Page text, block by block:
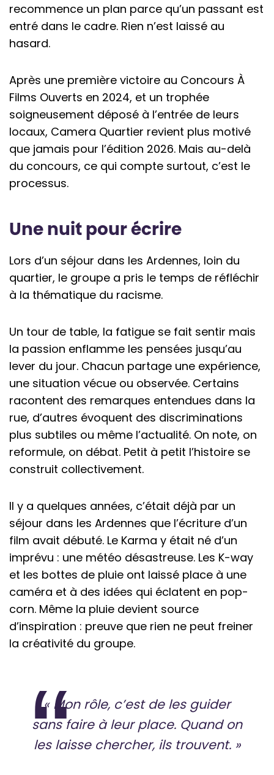
recommence un plan parce qu’un passant est
entré dans le cadre. Rien n’est laissé au
hasard.
Après une première victoire au Concours À
Films Ouverts en 2024, et un trophée
soigneusement déposé à l’entrée de leurs
locaux, Camera Quartier revient plus motivé
que jamais pour l’édition 2026. Mais au-delà
du concours, ce qui compte surtout, c’est le
processus.
Une nuit pour écrire
Lors d’un séjour dans les Ardennes, loin du
quartier, le groupe a pris le temps de réfléchir
à la thématique du racisme.
Un tour de table, la fatigue se fait sentir mais
la passion enflamme les pensées jusqu’au
lever du jour. Chacun partage une expérience,
une situation vécue ou observée. Certains
racontent des remarques entendues dans la
rue, d’autres évoquent des discriminations
plus subtiles ou même l’actualité. On note, on
reformule, on débat. Petit à petit l’histoire se
construit collectivement.
Il y a quelques années, c’était déjà par un
séjour dans les Ardennes que l’écriture d’un
film avait débuté. Le Karma y était né d’un
imprévu : une météo désastreuse. Les K-way
et les bottes de pluie ont laissé place à une
caméra et à des idées qui éclatent en pop-
corn. Même la pluie devient source
d’inspiration : preuve que rien ne peut freiner
la créativité du groupe.
« Mon rôle, c’est de les guider
sans faire à leur place. Quand on
les laisse chercher, ils trouvent. »